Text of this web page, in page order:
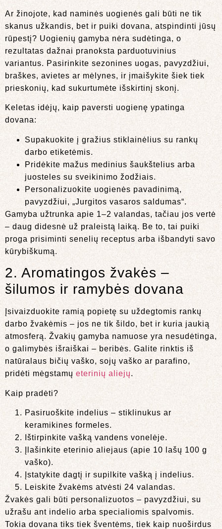
Ar žinojote, kad naminės uogienės gali būti ne tik
skanus užkandis, bet ir puiki dovana, atspindinti jūsų
rūpestį? Uogienių gamyba nėra sudėtinga, o
rezultatas dažnai pranoksta parduotuvinius
variantus. Pasirinkite sezonines uogas, pavyzdžiui,
braškes, avietes ar mėlynes, ir įmaišykite šiek tiek
prieskonių, kad sukurtumėte išskirtinį skonį.
Keletas idėjų, kaip paversti uogienę ypatinga
dovana:
Supakuokite į gražius stiklainėlius su rankų
darbo etiketėmis.
Pridėkite mažus medinius šaukštelius arba
juosteles su sveikinimo žodžiais.
Personalizuokite uogienės pavadinimą,
pavyzdžiui, „Jurgitos vasaros saldumas“.
Gamyba užtrunka apie 1–2 valandas, tačiau jos vertė
– daug didesnė už praleistą laiką. Be to, tai puiki
proga prisiminti senelių receptus arba išbandyti savo
kūrybiškumą.
2. Aromatingos žvakės –
šilumos ir ramybės dovana
Įsivaizduokite ramią popietę su uždegtomis rankų
darbo žvakėmis – jos ne tik šildo, bet ir kuria jaukią
atmosferą. Žvakių gamyba namuose yra nesudėtinga,
o galimybės išraiškai – beribės. Galite rinktis iš
natūralaus bičių vaško, sojų vaško ar parafino,
pridėti mėgstamų eterinių aliejų.
Kaip pradėti?
Pasiruoškite indelius – stiklinukus ar
keramikines formeles.
Ištirpinkite vašką vandens vonelėje.
Įlašinkite eterinio aliejaus (apie 10 lašų 100 g
vaško).
Įstatykite dagtį ir supilkite vašką į indelius.
Leiskite žvakėms atvėsti 24 valandas.
Žvakės gali būti personalizuotos – pavyzdžiui, su
užrašu ant indelio arba specialiomis spalvomis.
Tokia dovana tiks tiek šventėms, tiek kaip nuoširdus